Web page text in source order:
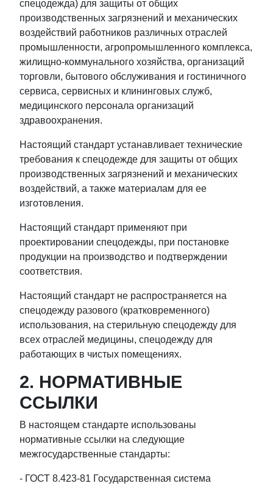
спецодежда) для защиты от общих
производственных загрязнений и механических
воздействий работников различных отраслей
промышленности, агропромышленного комплекса,
жилищно-коммунального хозяйства, организаций
торговли, бытового обслуживания и гостиничного
сервиса, сервисных и клининговых служб,
медицинского персонала организаций
здравоохранения.
Настоящий стандарт устанавливает технические
требования к спецодежде для защиты от общих
производственных загрязнений и механических
воздействий, а также материалам для ее
изготовления.
Настоящий стандарт применяют при
проектировании спецодежды, при постановке
продукции на производство и подтверждении
соответствия.
Настоящий стандарт не распространяется на
спецодежду разового (кратковременного)
использования, на стерильную спецодежду для
всех отраслей медицины, спецодежду для
работающих в чистых помещениях.
2. НОРМАТИВНЫЕ
ССЫЛКИ
В настоящем стандарте использованы
нормативные ссылки на следующие
межгосударственные стандарты:
- ГОСТ 8.423-81 Государственная система